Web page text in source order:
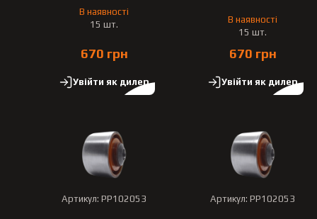
В наявності
15 шт.
670 грн
Увійти як дилер
В наявності
15 шт.
670 грн
Увійти як дилер
Артикул: PP102053 Артикул: PP102053